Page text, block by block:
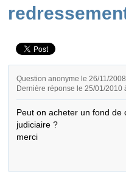
Question anonyme le 26/11/
Dernière réponse le 25/01/2010
Peut on acheter un fond
judiciaire ?
merci